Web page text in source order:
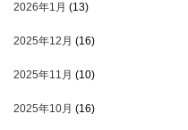
2026年1月 (13)
2025年12月 (16)
2025年11月 (10)
2025年10月 (16)